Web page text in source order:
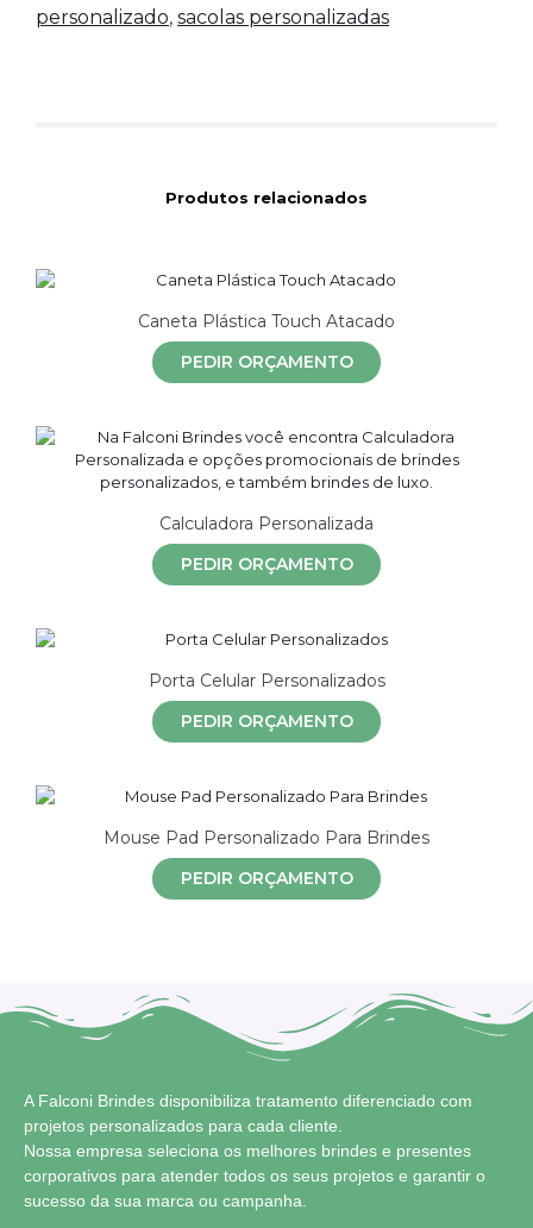
personalizado, sacolas personalizadas
Produtos relacionados
Caneta Plástica Touch Atacado
PEDIR ORÇAMENTO
Calculadora Personalizada
PEDIR ORÇAMENTO
Porta Celular Personalizados
PEDIR ORÇAMENTO
Mouse Pad Personalizado Para Brindes
PEDIR ORÇAMENTO
A Falconi Brindes disponibiliza tratamento diferenciado com
projetos personalizados para cada cliente.
Nossa empresa seleciona os melhores brindes e presentes
corporativos para atender todos os seus projetos e garantir o
sucesso da sua marca ou campanha.